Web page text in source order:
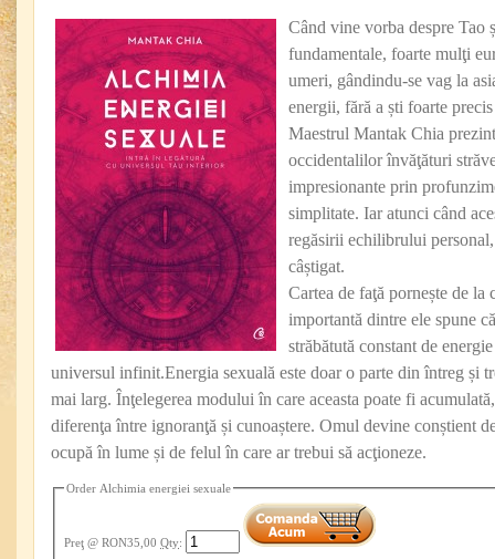
Când vine vorba despre Tao
fundamentale, foarte mulţi
umeri, gândindu-se vag la
energii, fără a ști foarte
Maestrul Mantak Chia
occidentalilor învăţături
impresionante prin
simplitate. Iar atunci când
regăsirii echilibrului
câștigat.
Cartea de faţă pornește de la
importantă dintre ele spune
străbătută constant de
universul infinit.Energia sexuală este doar o parte din întreg și
mai larg. Înţelegerea modului în care aceasta poate fi
diferenţa între ignoranţă și cunoaștere. Omul devine conștient
ocupă în lume și de felul în care ar trebui să acţioneze.
Order Alchimia energiei sexuale
Preţ @ RON35,00 Qty: